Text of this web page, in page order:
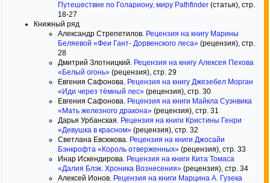
Путешествие по Голариону, миру Pathfinder (статья), стр.
18-27
Книжный ряд
Александр Стрепетилов. Рецензия на книгу Марины
Беляевой «Феи Гант- Дорвенского леса» (рецензия), стр.
28
Дмитрий Злотницкий. Рецензия на книгу Алексея Пехова
«Белый огонь» (рецензия), стр. 29
Евгения Сафонова. Рецензия на книгу Джезебел Морган
«Иди через тёмный лес» (рецензия), стр. 30
Евгения Сафонова. Рецензия на книги Майкла Суэнвика
«Мать железного дракона» (рецензия), стр. 31
Дарья Урбанская. Рецензия на книги Кристины Генри
«Девушка в красном» (рецензия), стр. 32
Светлана Евсюкова. Рецензия на книги Джосайи
Бэнкрофта «Король отверженных» (рецензия), стр. 33
Инар Искендирова. Рецензия на книги Кита Томаса
«Далия Блэк. Хроника Вознесения» (рецензия), стр. 34
Алексей Ионов. Рецензия на книги Марцина А. Гузека